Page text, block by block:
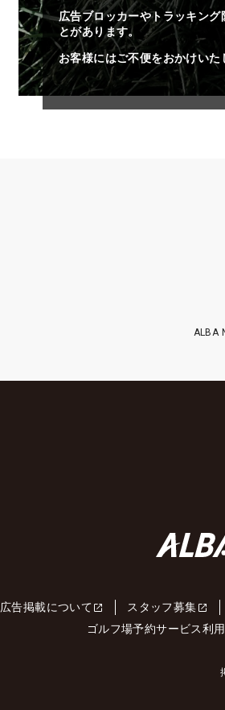
広告ブロッカーやトラッキン
とがあります。
お客様にはご不便をおかけいた
ALBA
広告掲載について スタッフ募集
ゴルフ場予約サービス利